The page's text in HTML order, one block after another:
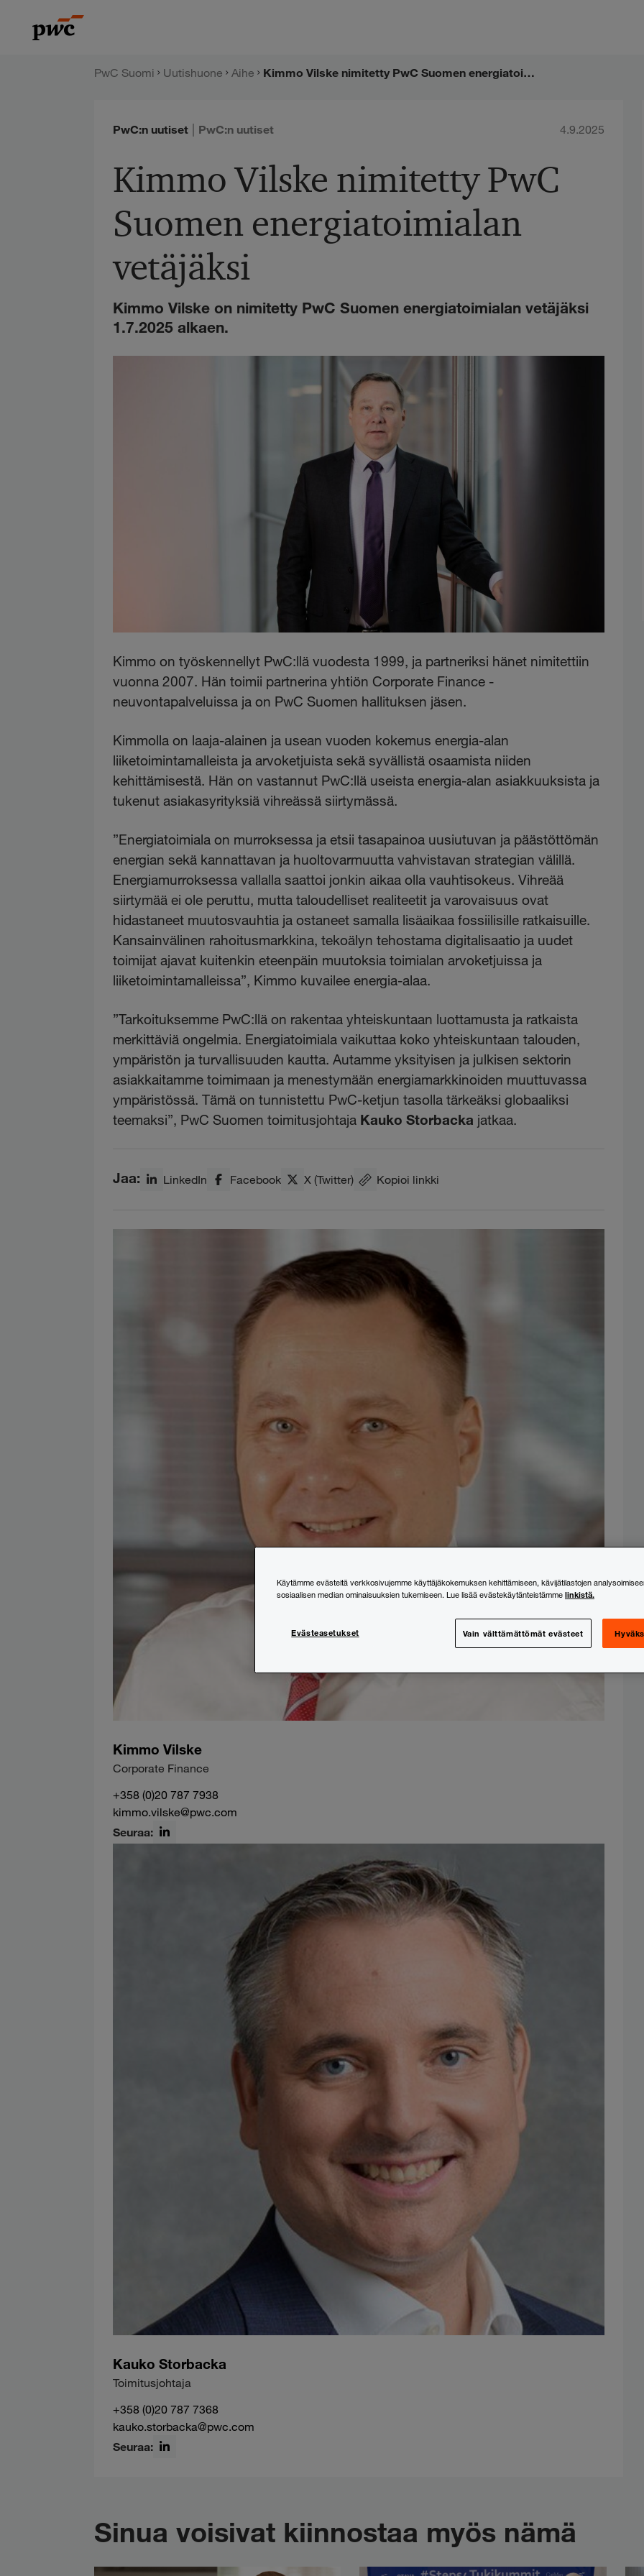
sisältöön
PwC:n
PwC Suomi Uutishuone Aihe Kimmo Vilske nimitetty PwC Suomen energiatoimialan vetäjäksi
PwC:n uutiset | PwC:n uutiset 4.9.2025
Kimmo Vilske nimitetty PwC
Suomen energiatoimialan
vetäjäksi
Kimmo Vilske on nimitetty PwC Suomen energiatoimialan vetäjäksi
1.7.2025 alkaen.
Kimmo on työskennellyt PwC:llä vuodesta 1999, ja partneriksi hänet nimitettiin
vuonna 2007. Hän toimii partnerina yhtiön Corporate Finance -
neuvontapalveluissa ja on PwC Suomen hallituksen jäsen.
Kimmolla on laaja-alainen ja usean vuoden kokemus energia-alan
liiketoimintamalleista ja arvoketjuista sekä syvällistä osaamista niiden
kehittämisestä. Hän on vastannut PwC:llä useista energia-alan asiakkuuksista ja
tukenut asiakasyrityksiä vihreässä siirtymässä.
”Energiatoimiala on murroksessa ja etsii tasapainoa uusiutuvan ja päästöttömän
energian sekä kannattavan ja huoltovarmuutta vahvistavan strategian välillä.
Energiamurroksessa vallalla saattoi jonkin aikaa olla vauhtisokeus. Vihreää
siirtymää ei ole peruttu, mutta taloudelliset realiteetit ja varovaisuus ovat
hidastaneet muutosvauhtia ja ostaneet samalla lisäaikaa fossiilisille ratkaisuille.
Kansainvälinen rahoitusmarkkina, tekoälyn tehostama digitalisaatio ja uudet
toimijat ajavat kuitenkin eteenpäin muutoksia toimialan arvoketjuissa ja
liiketoimintamalleissa”, Kimmo kuvailee energia-alaa.
”Tarkoituksemme PwC:llä on rakentaa yhteiskuntaan luottamusta ja ratkaista
merkittäviä ongelmia. Energiatoimiala vaikuttaa koko yhteiskuntaan talouden,
ympäristön ja turvallisuuden kautta. Autamme yksityisen ja julkisen sektorin
asiakkaitamme toimimaan ja menestymään energiamarkkinoiden muuttuvassa
ympäristössä. Tämä on tunnistettu PwC-ketjun tasolla tärkeäksi globaaliksi
teemaksi”, PwC Suomen toimitusjohtaja Kauko Storbacka jatkaa.
Jaa: LinkedIn Facebook X (Twitter) Kopioi linkki
Kimmo Vilske
Corporate Finance
+358 (0)20 787 7938
kimmo.vilske@pwc.com
Seuraa:
Kauko Storbacka
Toimitusjohtaja
+358 (0)20 787 7368
kauko.storbacka@pwc.com
Seuraa:
Sinua voisivat kiinnostaa myös nämä
Käytämme evästeitä verkkosivujemme käyttäjäkokemuksen kehittämiseen, kävijätilastojen
sosiaalisen median ominaisuuksien tukemiseen. Lue lisää evästekäytänteistämme linkistä.
Evästeasetukset Vain välttämättömät evästeet